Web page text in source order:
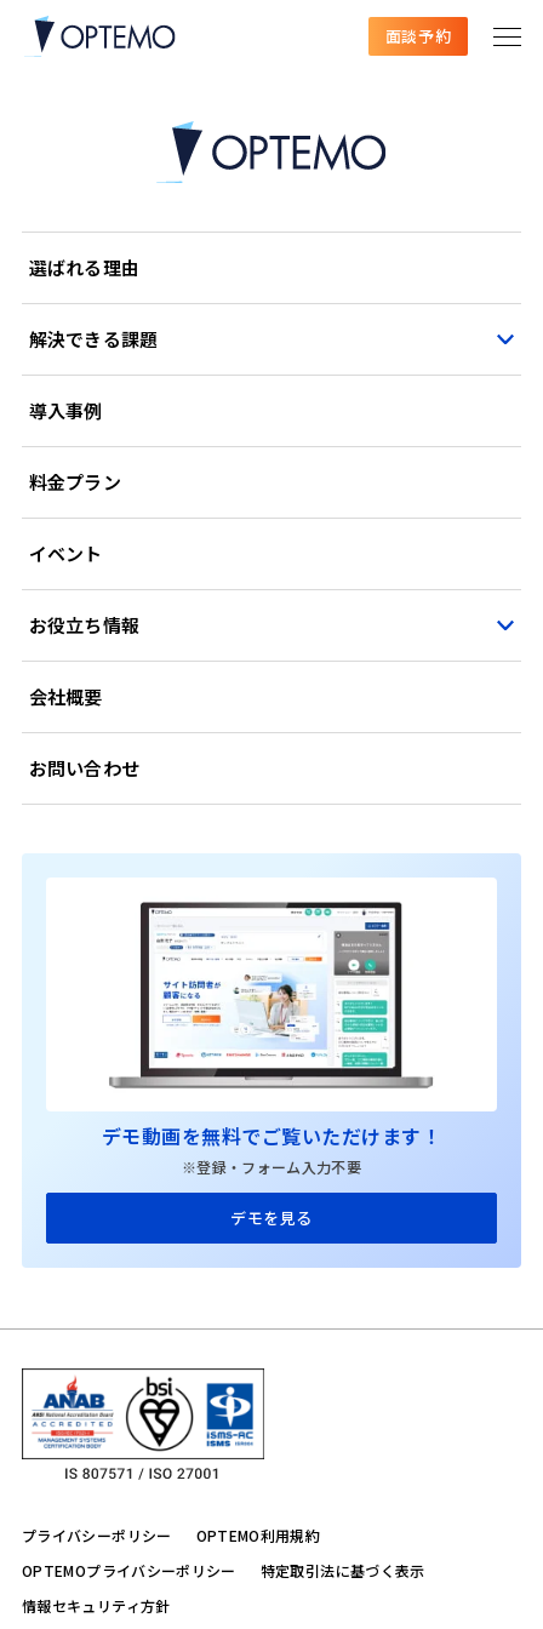
面談予約
選ばれる理由
解決できる課題
導入事例
料金プラン
イベント
お役立ち情報
会社概要
お問い合わせ
デモ動画を無料でご覧いただけます！
※登録・フォーム入力不要
デモを見る
プライバシーポリシー
OPTEMO利用規約
OPTEMOプライバシーポリシー
特定取引法に基づく表示
情報セキュリティ方針